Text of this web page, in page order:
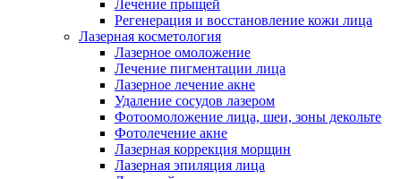
Лечение прыщей
Регенерация и восстановление кожи лица
Лазерная косметология
Лазерное омоложение
Лечение пигментации лица
Лазерное лечение акне
Удаление сосудов лазером
Фотоомоложение лица, шеи, зоны декольте
Фотолечение акне
Лазерная коррекция морщин
Лазерная эпиляция лица